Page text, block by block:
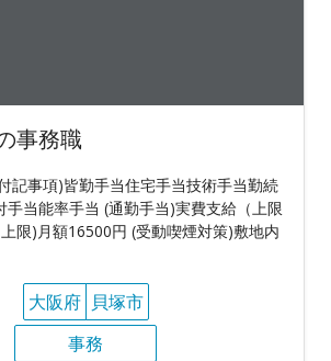
事務職
記事項)皆勤手当住宅手当技術手当勤続
手当能率手当 (通勤手当)実費支給（上限
限)月額16500円 (受動喫煙対策)敷地内
大阪府 貝塚市
事務